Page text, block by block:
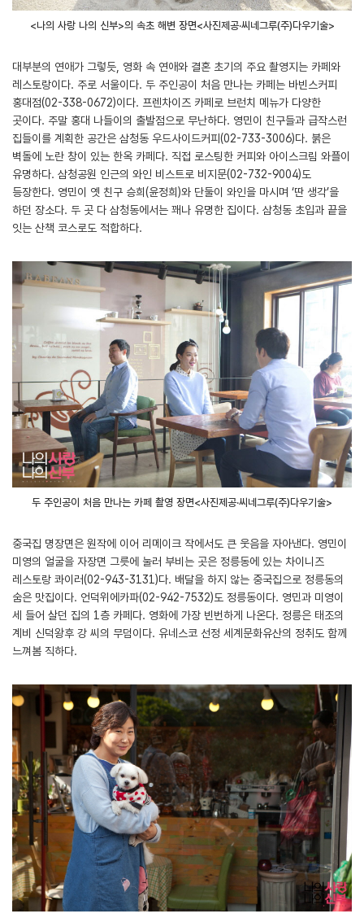
<나의 사랑 나의 신부>의 속초 해변 장면<사진제공·씨네그루(주)다우기술>
대부분의 연애가 그렇듯, 영화 속 연애와 결혼 초기의 주요 촬영지는 카페와
레스토랑이다. 주로 서울이다. 두 주인공이 처음 만나는 카페는 바빈스커피
홍대점(02-338-0672)이다. 프렌차이즈 카페로 브런치 메뉴가 다양한
곳이다. 주말 홍대 나들이의 출발점으로 무난하다. 영민이 친구들과 급작스런
집들이를 계획한 공간은 삼청동 우드사이드커피(02-733-3006)다. 붉은
벽돌에 노란 창이 있는 한옥 카페다. 직접 로스팅한 커피와 아이스크림 와플이
유명하다. 삼청공원 인근의 와인 비스트로 비지문(02-732-9004)도
등장한다. 영민이 옛 친구 승희(윤정희)와 단둘이 와인을 마시며 ‘딴 생각’을
하던 장소다. 두 곳 다 삼청동에서는 꽤나 유명한 집이다. 삼청동 초입과 끝을
잇는 산책 코스로도 적합하다.
두 주인공이 처음 만나는 카페 촬영 장면<사진제공·씨네그루(주)다우기술>
중국집 명장면은 원작에 이어 리메이크 작에서도 큰 웃음을 자아낸다. 영민이
미영의 얼굴을 자장면 그릇에 눌러 부비는 곳은 정릉동에 있는 차이니즈
레스토랑 콰이러(02-943-3131)다. 배달을 하지 않는 중국집으로 정릉동의
숨은 맛집이다. 언덕위에카파(02-942-7532)도 정릉동이다. 영민과 미영이
세 들어 살던 집의 1층 카페다. 영화에 가장 빈번하게 나온다. 정릉은 태조의
계비 신덕왕후 강 씨의 무덤이다. 유네스코 선정 세계문화유산의 정취도 함께
느껴봄 직하다.